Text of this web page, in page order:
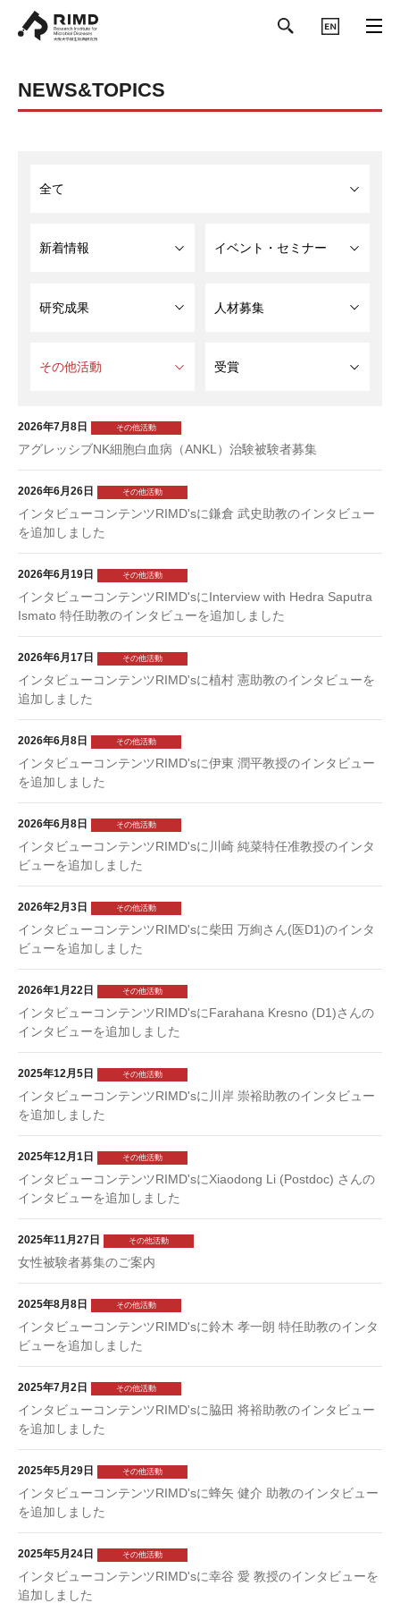
NEWS&TOPICS
全て
新着情報 イベント・セミナー
研究成果 人材募集
その他活動 受賞
2026年7月8日 その他活動
アグレッシブNK細胞白血病（ANKL）治験被験者募集
2026年6月26日 その他活動
インタビューコンテンツRIMD'sに鎌倉 武史助教のインタビュー
を追加しました
2026年6月19日 その他活動
インタビューコンテンツRIMD'sにInterview with Hedra Saputra
Ismato 特任助教のインタビューを追加しました
2026年6月17日 その他活動
インタビューコンテンツRIMD'sに植村 憲助教のインタビューを
追加しました
2026年6月8日 その他活動
インタビューコンテンツRIMD'sに伊東 潤平教授のインタビュー
を追加しました
2026年6月8日 その他活動
インタビューコンテンツRIMD'sに川崎 純菜特任准教授のインタ
ビューを追加しました
2026年2月3日 その他活動
インタビューコンテンツRIMD'sに柴田 万絢さん(医D1)のインタ
ビューを追加しました
2026年1月22日 その他活動
インタビューコンテンツRIMD'sにFarahana Kresno (D1)さんの
インタビューを追加しました
2025年12月5日 その他活動
インタビューコンテンツRIMD'sに川岸 崇裕助教のインタビュー
を追加しました
2025年12月1日 その他活動
インタビューコンテンツRIMD'sにXiaodong Li (Postdoc) さんの
インタビューを追加しました
2025年11月27日 その他活動
女性被験者募集のご案内
2025年8月8日 その他活動
インタビューコンテンツRIMD'sに鈴木 孝一朗 特任助教のインタ
ビューを追加しました
2025年7月2日 その他活動
インタビューコンテンツRIMD'sに脇田 将裕助教のインタビュー
を追加しました
2025年5月29日 その他活動
インタビューコンテンツRIMD'sに蜂矢 健介 助教のインタビュー
を追加しました
2025年5月24日 その他活動
インタビューコンテンツRIMD'sに幸谷 愛 教授のインタビューを
追加しました